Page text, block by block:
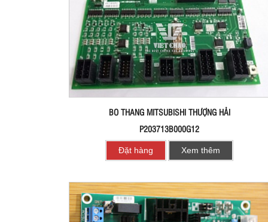
BO THANG MITSUBISHI THƯỢNG HẢI
P203713B000G12
Đặt hàng Xem thêm